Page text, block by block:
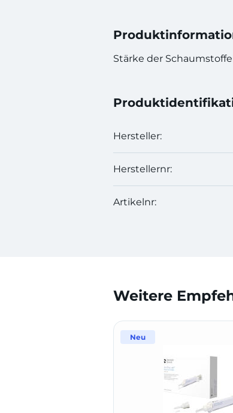
Stärke der
Hersteller:
Herstellernr:
Artikelnr:
Weitere
Neu